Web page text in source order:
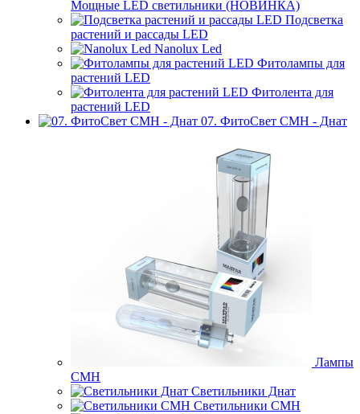
Мощные LED светильники (НОВИНКА)
Подсветка
растений и рассады LED
Nanolux Led
Фитолампы для
растений LED
Фитолента для
растений LED
07. ФитоСвет CMH - Днат
Лампы
СМН
Светильники Днат
Светильники СМН